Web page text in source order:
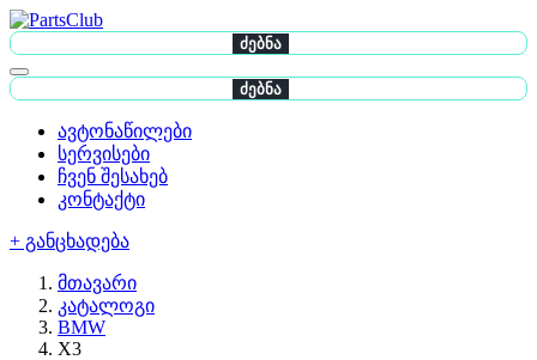
ძებნა
ძებნა
ავტონაწილები
სერვისები
ჩვენ შესახებ
კონტაქტი
+ განცხადება
მთავარი
კატალოგი
BMW
X3